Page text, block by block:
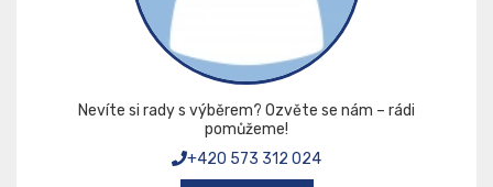
Nevíte si rady s výběrem? Ozvěte se nám – rádi
pomůžeme!
+420 573 312 024